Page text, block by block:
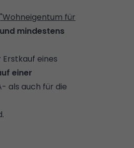
"Wohneigentum für
mindestens
eines
einer
als auch für die